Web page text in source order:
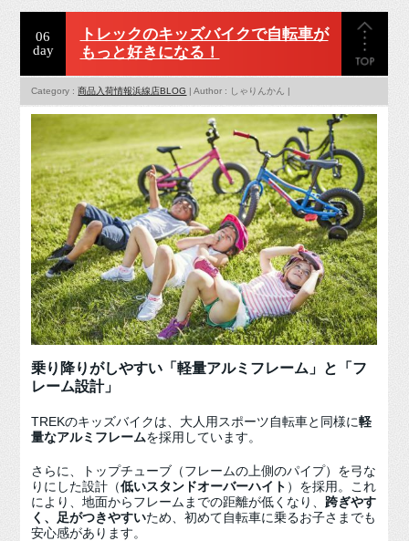
06
day
トレックのキッズバイクで自転車が
もっと好きになる！
Category :商品入荷情報浜線店BLOG | Author : しゃりんかん |
乗り降りがしやすい「軽量アルミフレーム」と「フ
レーム設計」
TREKのキッズバイクは、大人用スポーツ自転車と同様に軽
量なアルミフレームを採用しています。
さらに、トップチューブ（フレームの上側のパイプ）を弓な
りにした設計（低いスタンドオーバーハイト ）を採用。これ
により、地面からフレームまでの距離が低くなり、跨ぎやす
く、足がつきやすいため、初めて自転車に乗るお子さまでも
安心感があります。